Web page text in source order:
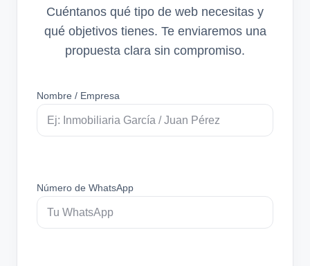
Cuéntanos qué tipo de web necesitas y
qué objetivos tienes. Te enviaremos una
propuesta clara sin compromiso.
Nombre / Empresa
Número de WhatsApp